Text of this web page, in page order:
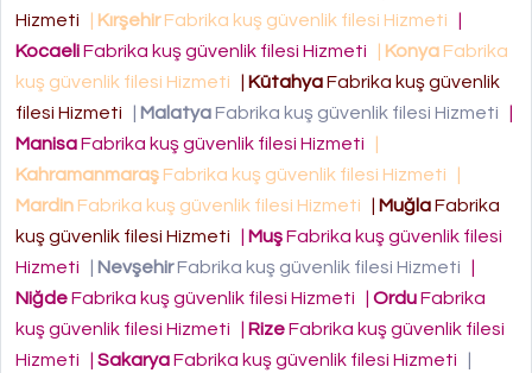
Hizmeti
KırşehirFabrika kuş güvenlik filesi Hizmeti
KocaeliFabrika kuş güvenlik filesi Hizmeti Konya Fabrika
kuş güvenlik filesi Hizmeti
KütahyaFabrika kuş güvenlik
filesi Hizmeti
MalatyaFabrika kuş güvenlik filesi Hizmeti
ManisaFabrika kuş güvenlik filesi Hizmeti
Kahramanmaraş Fabrika kuş güvenlik filesi Hizmeti
Mardin Fabrika kuş güvenlik filesi Hizmeti MuğlaFabrika
kuş güvenlik filesi Hizmeti
MuşFabrika kuş güvenlik filesi
Hizmeti
NevşehirFabrika kuş güvenlik filesi Hizmeti
NiğdeFabrika kuş güvenlik filesi Hizmeti OrduFabrika
kuş güvenlik filesi Hizmeti
RizeFabrika kuş güvenlik filesi
Hizmeti
SakaryaFabrika kuş güvenlik filesi Hizmeti